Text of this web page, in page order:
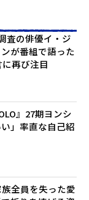
査の俳優イ・ジ
が番組で語った
に再び注目
』27期ヨンシ
」率直な自己紹
全員を失った愛